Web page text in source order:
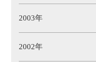
2003年
2002年